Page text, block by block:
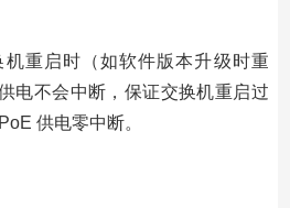
重启时（如软件版本升级时重
电不会中断，保证交换机重启过
供电零中断。